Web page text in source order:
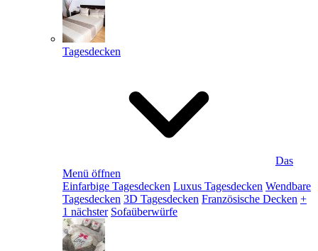
Tagesdecken
Das
Menü öffnen
Einfarbige Tagesdecken Luxus Tagesdecken Wendbare
Tagesdecken 3D Tagesdecken Französische Decken +
1 nächster Sofaüberwürfe